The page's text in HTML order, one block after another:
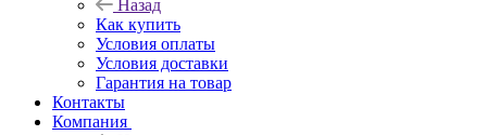
Назад
Как купить
Условия оплаты
Условия доставки
Гарантия на товар
Контакты
Компания